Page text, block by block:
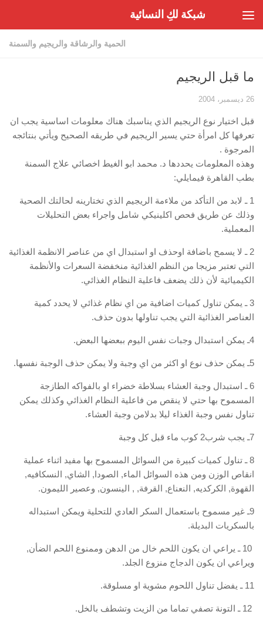
شبكة لكِ النسائية
الحمية والرشاقة والريجيم والسمنة
ما قبل الريجيم
26 ديسمبر، 2004
قبل اختيار نوع الريجيم الذي يناسبك هناك معلومات اساسية يجب ان
تعرفها كل امرأة حتي يسير الريجيم في طريقه الصحيح ويأتي بنتائجه
المرجوة .
وهذه المعلومات يحددها د‏.‏ محمد ابو الغيط اخصائي علاج السمنة
بطب القاهرة فيمايلي‏:‏
‏1‏ ـ لابد من التأكد من ملاءمة الريجيم الذي تختارينه لحالتك الصحية
وذلك عن طريق فحص اكلينيكي شامل واجراء بعض التحليلات
المعملية‏.‏
‏2‏ ـ لا يسمح باضافة اوحذف او استبدال اي من عناصر الانظمة الغذائية
التي تعتبر مزيجا من النظم الغذائية منخفضة السعرات والأنظمة
الكيميائية لأن ذلك يضعف فاعلية النظام الغذائي‏.‏
‏3‏ ـ يمكن تناول كميات اضافية من اي نظام غذائي لا يحدد كمية
العناصر الغذائية التي يجب تناولها بدون حذف‏.‏
‏6‏ ـ استبدال وجبة العشاء بسلاطة خضراء او بالفواكه الطازجة
المسموح بها حتي لا ينقص من فاعلية النظام الغذائي وكذلك يمكن
تناول نفس وجبة الغذاء ليلا بدلامن وجبة العشاء‏.‏
‏8‏ ـ تناول كميات كبيرة من السوائل المسموح بها مفيد اثناء عملية
انقاص الوزن ومن هذه السوائل الماء‏,‏ الصودا‏,‏ الشاي‏,‏ النسكافيه‏,‏
القهوة‏,‏ الكركديه‏,‏ النعناع‏,‏ القرفة‏,‏ ‏,‏ الينسون‏,‏ وعصير الليمون‏.‏
‏9‏ـ غير مسموح باستعمال السكر العادي للتحلية ويمكن استبداله
بالسكريات البديلة‏.
‏ ‏10‏ ـ يراعي ان يكون اللحم خال من الدهن وممنوع اللحم الضأن‏,‏
ويراعي ان يكون الدجاج منزوع الجلد‏.‏